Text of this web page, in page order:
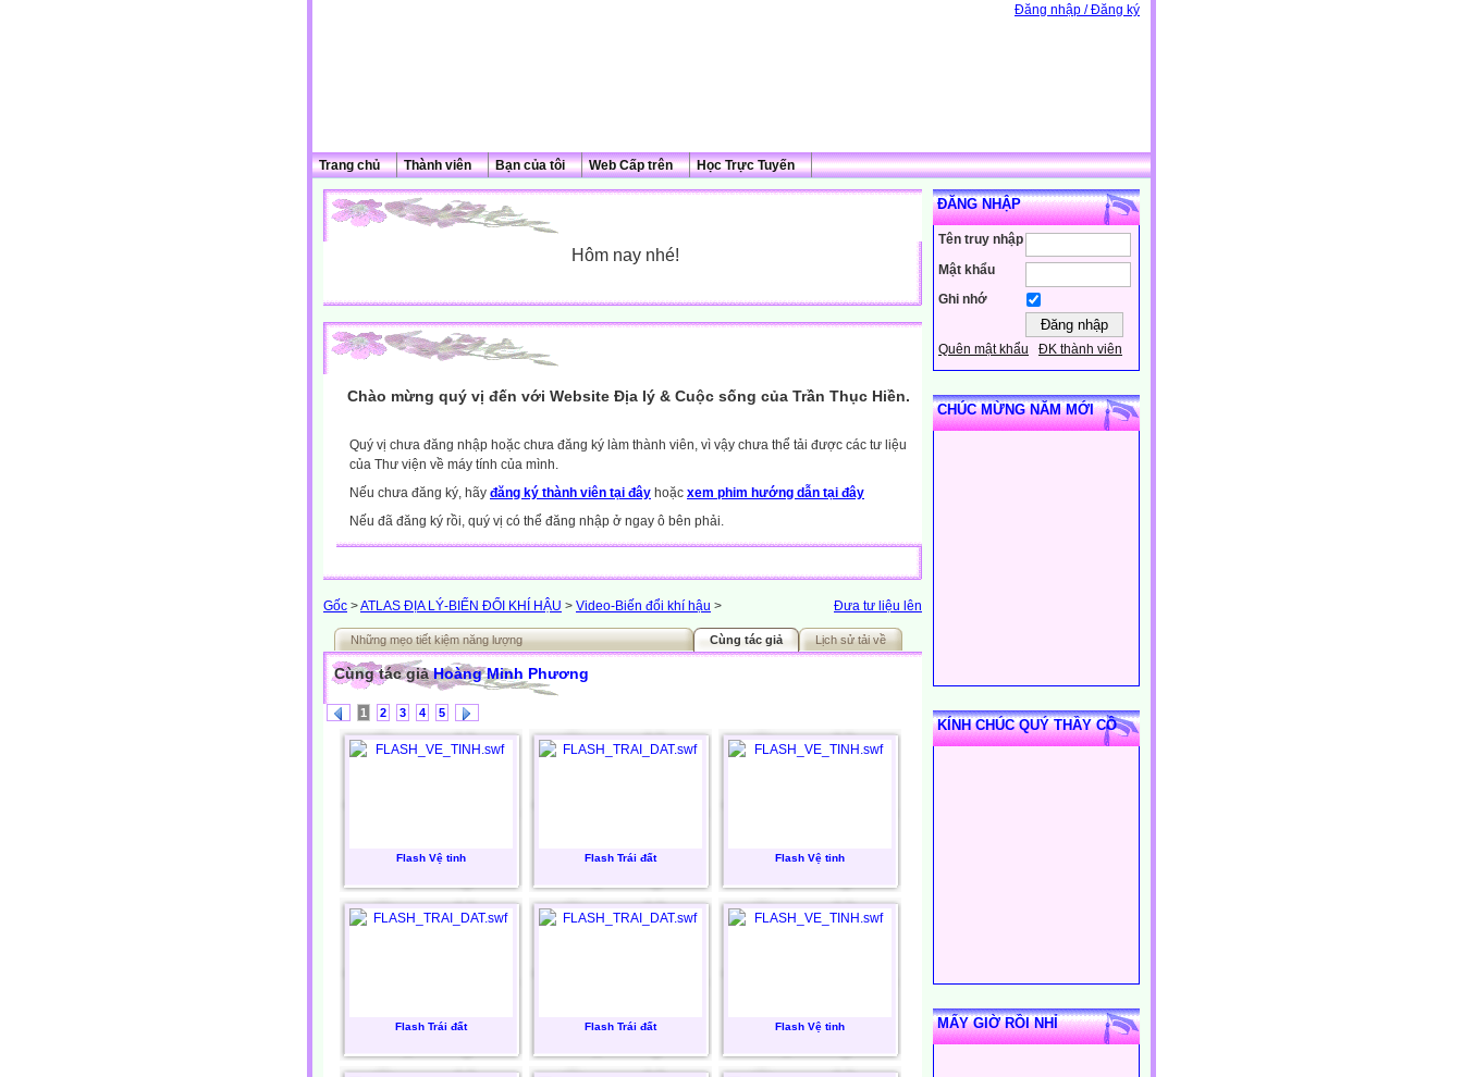
Đăng nhập / Đăng ký
Trang chủ Thành viên Bạn của tôi Web Cấp trên Học Trực Tuyến
ĐĂNG NHẬP
Tên truy nhập
Mật khẩu
Ghi nhớ
Quên mật khẩu ĐK thành viên
CHÚC MỪNG NĂM MỚI
KÍNH CHÚC QUÝ THẦY CÔ
MẤY GIỜ RỒI NHỈ
Hôm nay nhé!
Chào mừng quý vị đến với Website Địa lý & Cuộc sống của Trần Thục Hiền.
Quý vị chưa đăng nhập hoặc chưa đăng ký làm thành viên, vì vậy chưa thể tải được các tư liệu
của Thư viện về máy tính của mình.
Nếu chưa đăng ký, hãy đăng ký thành viên tại đây hoặc xem phim hướng dẫn tại đây
Nếu đã đăng ký rồi, quý vị có thể đăng nhập ở ngay ô bên phải.
Đưa tư liệu lên
Gốc >ATLAS ĐỊA LÝ-BIẾN ĐỔI KHÍ HẬU > Video-Biến đổi khí hậu >
Những mẹo tiết kiệm năng lượng Cùng tác giả Lịch sử tải về
Cùng tác giảHoàng Minh Phương
1 2 3 4 5
Flash Vệ tinh Flash Trái đất Flash Vệ tinh
Flash Trái đất Flash Trái đất Flash Vệ tinh